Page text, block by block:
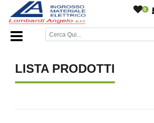
0
Home Page//
LISTA PRODOTTI